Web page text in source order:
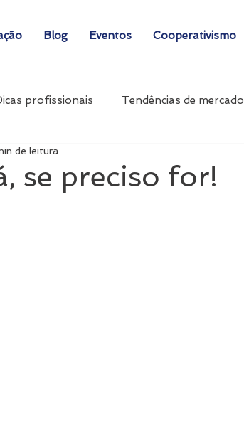
Blog Eventos Cooperativismo
profissionais Tendências de mercado
se preciso for!
de leitura